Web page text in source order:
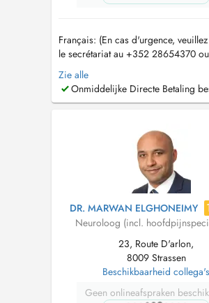
Français: (En cas d'urgence,
le secrétariat au +352 28654370
112 sans délai). Médecin spécialiste
neurologie, avec une expertise en
neurovasculaire (AVC), sclérose en
Zie alle
Onmiddelijke Directe Betaling
DR. MARWAN ELGHONEIMY
Neuroloog (incl.
23, Route D'arlon,
8009 Strassen
Beschikbaarheid collega's
Geen onlineafspraken